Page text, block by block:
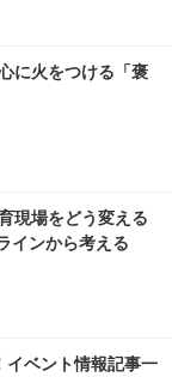
に火をつける「褒
現場をどう変える
インから考える
イベント情報記事一